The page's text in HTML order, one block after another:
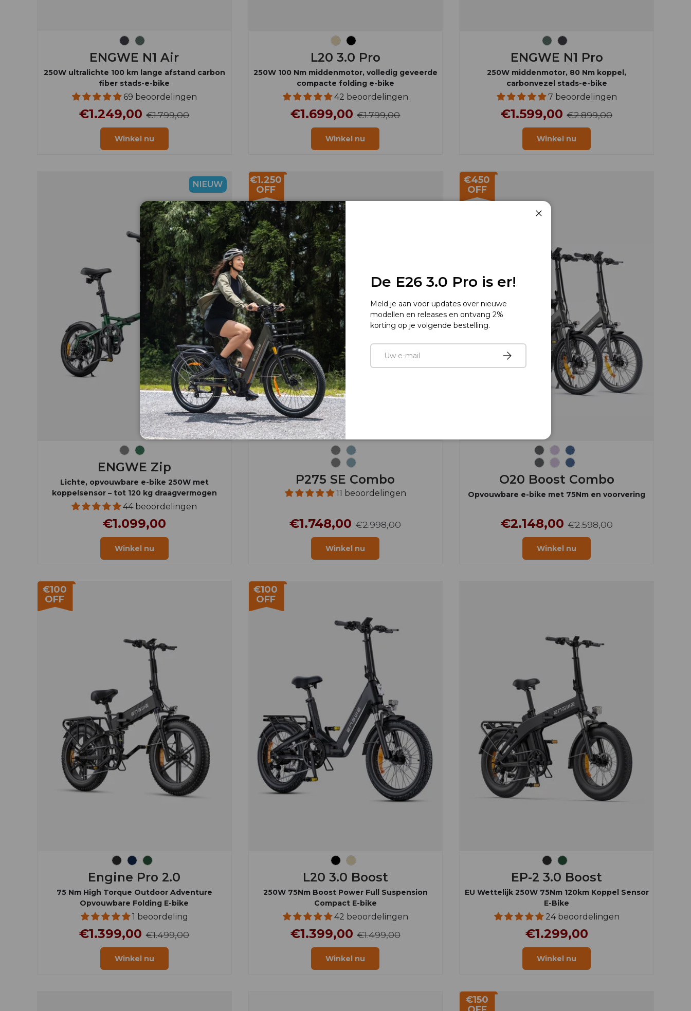
Houtskool grijs
Inkt groen
ENGWE N1 Air
250W ultralichte 100 km lange afstand carbon
fiber stads-e-bike
69 beoordelingen
€1.249,00€1.799,00
Winkel nu
L20 3.0 Pro
250W 100 Nm middenmotor, volledig geveerde
compacte folding e-bike
42 beoordelingen
€1.699,00€1.799,00
Winkel nu
ENGWE N1 Pro
250W middenmotor, 80 Nm koppel,
carbonvezel stads-e-bike
7 beoordelingen
€1.599,00€2.899,00
Winkel nu
NIEUW
GrijsOlijfgroen
ENGWE Zip
Lichte, opvouwbare e-bike 250W met
koppelsensor – tot 120 kg draagvermogen
44 beoordelingen
€1.099,00
Winkel nu
€1.250
OFF
GrijsHemelsblauw
Grijs Hemelsblauw
P275 SE Combo
11 beoordelingen
€1.748,00€2.998,00
Winkel nu
€450
OFF
Grafietgrijs
IJs Paars
Stofblauw
Grafietgrijs
IJs PaarsStofblauw
O20 Boost Combo
Opvouwbare e-bike met 75Nm en voorvering
€2.148,00€2.598,00
Winkel nu
€100
OFF
Ruimtezwart
Middernachtsblauw
Berggroen
Engine Pro 2.0
75 Nm High Torque Outdoor Adventure
Opvouwbare Folding E-bike
1 beoordeling
€1.399,00€1.499,00
Winkel nu
€100
OFF
ZwartChampagne
L20 3.0 Boost
250W 75Nm Boost Power Full Suspension
Compact E-bike
42 beoordelingen
€1.399,00 €1.499,00
Winkel nu
Ruimtezwart
Berggroen
EP-2 3.0 Boost
EU Wettelijk 250W 75Nm 120km Koppel Sensor
E-Bike
24 beoordelingen
€1.299,00
Winkel nu
€150
De E26 3.0 Pro is er!
Meld je aan voor updates over nieuwe
modellen en releases en ontvang 2%
korting op je volgende bestelling.
E-mail Abonneren